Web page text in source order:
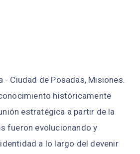
- Ciudad de Posadas, Misiones.
históricamente
estratégica a partir de la
fueron evolucionando y
a lo largo del devenir